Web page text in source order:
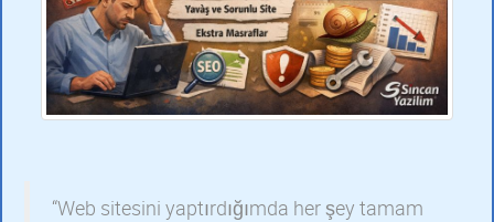
“Web sitesini yaptırdığımda her şey tamam